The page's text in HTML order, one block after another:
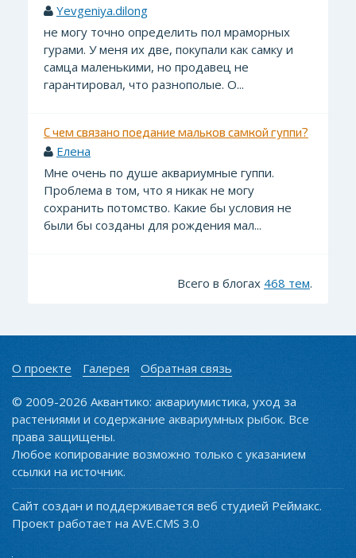
Yevgeniya.dilong
не могу точно определить пол мраморных
гурами. У меня их две, покупали как самку и
самца маленькими, но продавец не
гарантировал, что разнополые. О...
С чем связано поедание мальков самкой гуппи?
Елена
Мне очень по душе аквариумные гуппи.
Проблема в том, что я никак не могу
сохранить потомство. Какие бы условия не
были бы созданы для рождения мал...
Всего в блогах 468 тем.
О проекте Галерея Обратная связь
© 2009-2026 Аквантико: аквариумистика, уход за
растениями и содержание аквариумных рыбок. Все
права защищены.
Любое копирование возможно только с указанием
ссылки на источник.
Сайт создан и поддерживается веб студией Реймакс.
Проект работает на AVE.CMS 3.0